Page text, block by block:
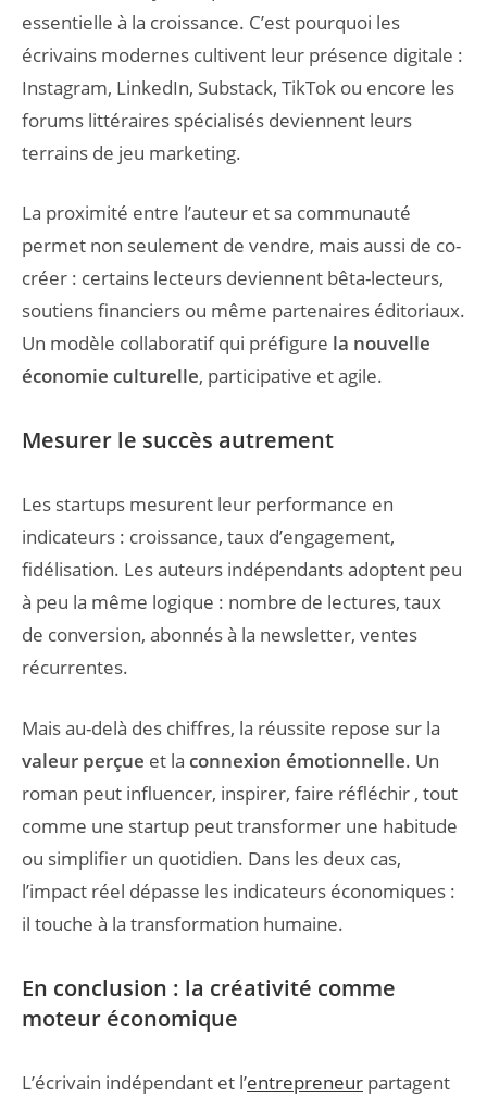
essentielle à la croissance. C’est pourquoi les
écrivains modernes cultivent leur présence digitale :
Instagram, LinkedIn, Substack, TikTok ou encore les
forums littéraires spécialisés deviennent leurs
terrains de jeu marketing.
La proximité entre l’auteur et sa communauté
permet non seulement de vendre, mais aussi de co-
créer : certains lecteurs deviennent bêta-lecteurs,
soutiens financiers ou même partenaires éditoriaux.
Un modèle collaboratif qui préfigure la nouvelle
économie culturelle, participative et agile.
Mesurer le succès autrement
Les startups mesurent leur performance en
indicateurs : croissance, taux d’engagement,
fidélisation. Les auteurs indépendants adoptent peu
à peu la même logique : nombre de lectures, taux
de conversion, abonnés à la newsletter, ventes
récurrentes.
Mais au-delà des chiffres, la réussite repose sur la
valeur perçue et la connexion émotionnelle. Un
roman peut influencer, inspirer, faire réfléchir , tout
comme une startup peut transformer une habitude
ou simplifier un quotidien. Dans les deux cas,
l’impact réel dépasse les indicateurs économiques :
il touche à la transformation humaine.
En conclusion : la créativité comme
moteur économique
L’écrivain indépendant et l’entrepreneur partagent